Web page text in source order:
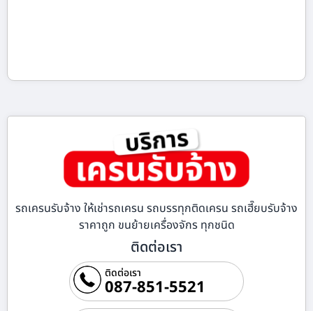
รถเครนรับจ้าง ให้เช่ารถเครน รถบรรทุกติดเครน รถเฮี๊ยบรับจ้าง
ราคาถูก ขนย้ายเครื่องจักร ทุกชนิด
ติดต่อเรา
ติดต่อเรา
087-851-5521